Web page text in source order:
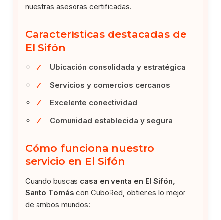
nuestras asesoras certificadas.
Características destacadas de
El Sifón
✓ Ubicación consolidada y estratégica
✓ Servicios y comercios cercanos
✓ Excelente conectividad
✓ Comunidad establecida y segura
Cómo funciona nuestro
servicio en El Sifón
Cuando buscas casa en venta en El Sifón,
Santo Tomás con CuboRed, obtienes lo mejor
de ambos mundos: